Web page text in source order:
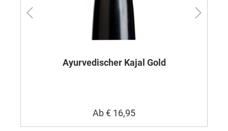
Ayurvedischer Kajal Gold
Ab€ 16,95